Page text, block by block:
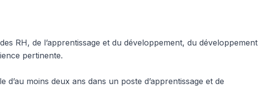
RH, de l’apprentissage et du développement, du développement
pertinente.
d’au moins deux ans dans un poste d’apprentissage et de